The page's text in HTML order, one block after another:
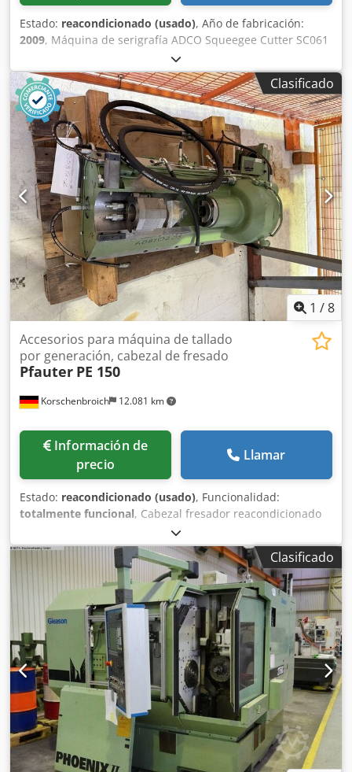
Estado: reacondicionado (usado), Año de fabricación:
2009, Máquina de serigrafía ADCO Squeegee Cutter SC061
(2009). Sartech es una empresa especializada en
soluciones para serigrafía, automatización y robótica, y en
la fabricación de túneles UV (electrónicos) o de aire
caliente. Dwodpfjxk T Hpjx Ad Roa
Clasificado
1 /8
Korschenbroich 12.081 km
Accesorios para máquina de tallado
por generación, cabezal de fresado
Pfauter PE 150
Información de
precio
Llamar
Estado: reacondicionado (usado), Funcionalidad:
totalmente funcional, Cabezal fresador reacondicionado
de Pfauter PE150. Dodpfxjzr Hc Te Ad Rswa
Clasificado